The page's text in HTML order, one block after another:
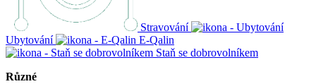
Stravování
Ubytování
E-Qalin
Staň se dobrovolníkem
Různé